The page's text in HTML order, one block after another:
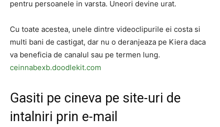
pentru persoanele in varsta. Uneori devine urat.
Cu toate acestea, unele dintre videoclipurile ei costa si
multi bani de castigat, dar nu o deranjeaza pe Kiera daca
va beneficia de canalul sau pe termen lung.
ceinnabexb.doodlekit.com
Gasiti pe cineva pe site-uri de
intalniri prin e-mail